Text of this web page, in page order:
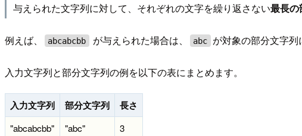
与えられた文字列に対して、それぞれの文字を繰り返さない最長の
例えば、 abcabcbb が与えられた場合は、 abc が対象の部分文字
入力文字列と部分文字列の例を以下の表にまとめます。
入力文字列 部分文字列 長さ
"abcabcbb" "abc"
3